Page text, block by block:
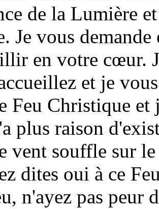
de la Lumière
Je vous
en votre cœur.
et je
Feu Christique
plus raison
vent souffle sur
dites oui à ce
n'ayez pas peur